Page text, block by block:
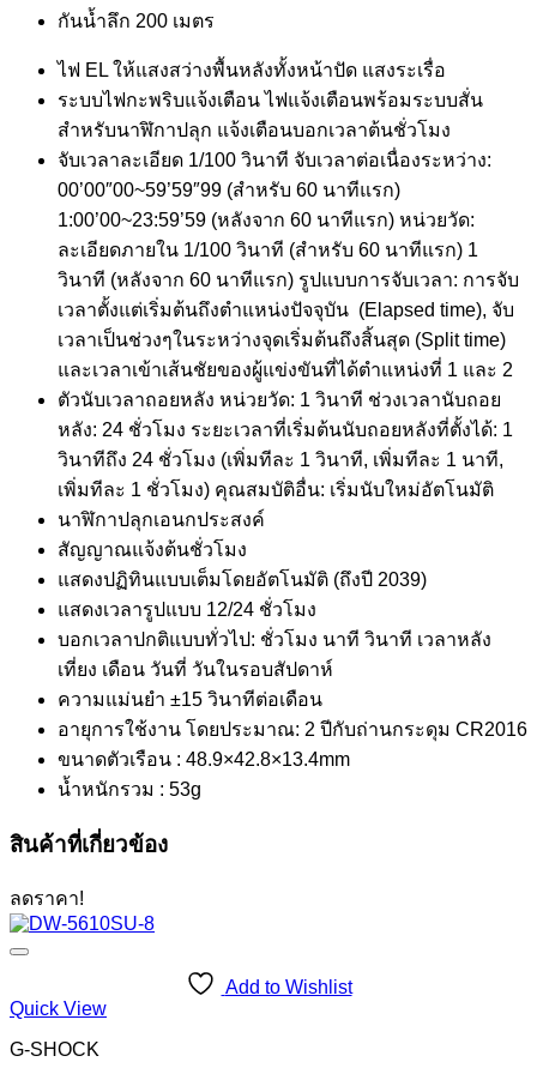
กันน้ำลึก 200 เมตร
ไฟ EL ให้แสงสว่างพื้นหลังทั้งหน้าปัด แสงระเรื่อ
ระบบไฟกะพริบแจ้งเตือน ไฟแจ้งเตือนพร้อมระบบสั่น
สำหรับนาฬิกาปลุก แจ้งเตือนบอกเวลาต้นชั่วโมง
จับเวลาละเอียด 1/100 วินาที จับเวลาต่อเนื่องระหว่าง:
00’00″00~59’59″99 (สำหรับ 60 นาทีแรก)
1:00’00~23:59’59 (หลังจาก 60 นาทีแรก) หน่วยวัด:
ละเอียดภายใน 1/100 วินาที (สำหรับ 60 นาทีแรก) 1
วินาที (หลังจาก 60 นาทีแรก) รูปแบบการจับเวลา: การจับ
เวลาตั้งแต่เริ่มต้นถึงตำแหน่งปัจจุบัน (Elapsed time), จับ
เวลาเป็นช่วงๆในระหว่างจุดเริ่มต้นถึงสิ้นสุด (Split time)
และเวลาเข้าเส้นชัยของผู้แข่งขันที่ได้ตำแหน่งที่ 1 และ 2
ตัวนับเวลาถอยหลัง หน่วยวัด: 1 วินาที ช่วงเวลานับถอย
หลัง: 24 ชั่วโมง ระยะเวลาที่เริ่มต้นนับถอยหลังที่ตั้งได้: 1
วินาทีถึง 24 ชั่วโมง (เพิ่มทีละ 1 วินาที, เพิ่มทีละ 1 นาที,
เพิ่มทีละ 1 ชั่วโมง) คุณสมบัติอื่น: เริ่มนับใหม่อัตโนมัติ
นาฬิกาปลุกเอนกประสงค์
สัญญาณแจ้งต้นชั่วโมง
แสดงปฏิทินแบบเต็มโดยอัตโนมัติ (ถึงปี 2039)
แสดงเวลารูปแบบ 12/24 ชั่วโมง
บอกเวลาปกติแบบทั่วไป: ชั่วโมง นาที วินาที เวลาหลัง
เที่ยง เดือน วันที่ วันในรอบสัปดาห์
ความแม่นยำ ±15 วินาทีต่อเดือน
อายุการใช้งาน โดยประมาณ: 2 ปีกับถ่านกระดุม CR2016
ขนาดตัวเรือน : 48.9×42.8×13.4mm
น้ำหนักรวม : 53g
สินค้าที่เกี่ยวข้อง
ลดราคา!
Add to Wishlist
Quick View
G-SHOCK